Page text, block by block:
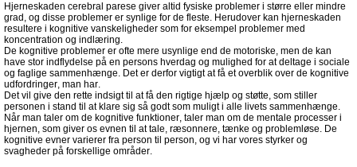
Hjerneskaden cerebral parese giver altid fysiske problemer i større eller mindre
grad, og disse problemer er synlige for de fleste. Herudover kan hjerneskaden
resultere i kognitive vanskeligheder som for eksempel problemer med
koncentration og indlæring.
De kognitive problemer er ofte mere usynlige end de motoriske, men de kan
have stor indflydelse på en persons hverdag og mulighed for at deltage i sociale
og faglige sammenhænge. Det er derfor vigtigt at få et overblik over de kognitive
udfordringer, man har.
Det vil give den rette indsigt til at få den rigtige hjælp og støtte, som stiller
personen i stand til at klare sig så godt som muligt i alle livets sammenhænge.
Når man taler om de kognitive funktioner, taler man om de mentale processer i
hjernen, som giver os evnen til at tale, ræsonnere, tænke og problemløse. De
kognitive evner varierer fra person til person, og vi har vores styrker og
svagheder på forskellige områder.